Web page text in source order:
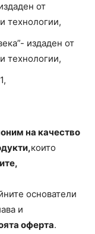
от
технологии,
издаден от
технологии,
на качество
,които
,
основатели
и
оферта.